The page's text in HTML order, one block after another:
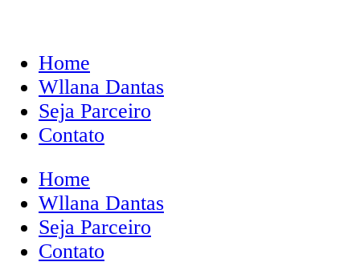
Home
Wllana Dantas
Seja Parceiro
Contato
Home
Wllana Dantas
Seja Parceiro
Contato